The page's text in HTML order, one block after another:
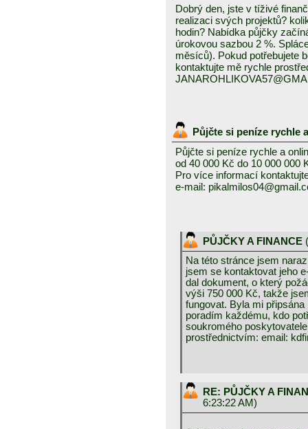
Dobrý den, jste v tíživé
realizaci svých projektů?
hodin? Nabídka půjčky
úrokovou sazbou 2 %.
měsíců). Pokud potřebujete
kontaktujte mě rychle
Půjčte si peníze rychle
Půjčte si peníze rychle a
od 40 000 Kč do 10 000 000
Pro více informací
e-mail:
PŮJČKY A FINANCE (
Na této stránce jsem
jsem se kontaktovat jeho
dal dokument, o který
výši 750 000 Kč, takže
fungovat. Byla mi
poradím každému, kdo
soukromého
prostřednictvím: email:
RE: PŮJČKY A
6:23:22 AM)